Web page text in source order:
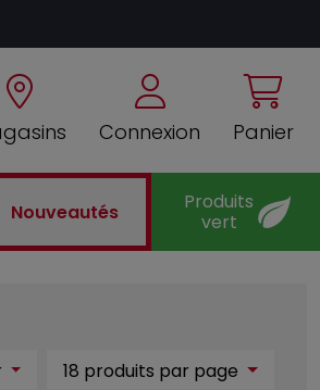
Connexion Panier
Nouveautés
Produits
vert
18 produits par page